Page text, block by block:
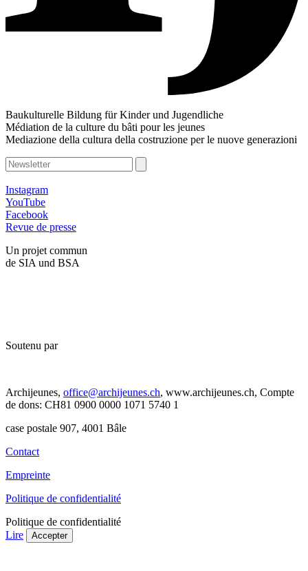
Baukulturelle Bildung für Kinder und Jugendliche
Médiation de la culture du bâti pour les jeunes
Mediazione della cultura della costruzione per le nuove generazioni
Instagram
YouTube
Facebook
Revue de presse
Un projet commun
de SIA und BSA
Soutenu par
Archijeunes, office@archijeunes.ch, www.archijeunes.ch, Compte
de dons: CH81 0900 0000 1071 5740 1
case postale 907, 4001 Bâle
Contact
Empreinte
Politique de confidentialité
Politique de confidentialité
Lire
Accepter